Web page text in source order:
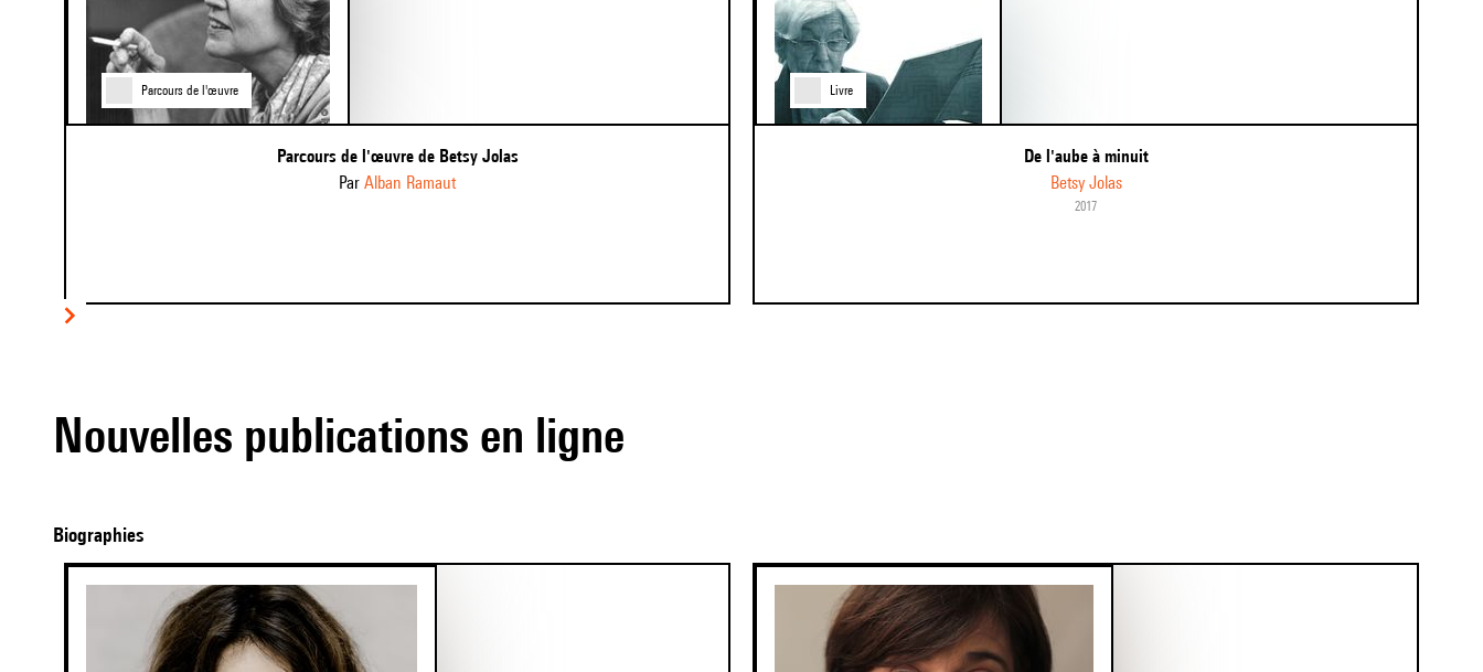
Parcours de l'œuvre
Parcours de l'œuvre de Betsy Jolas
par Alban Ramaut
Livre
De l'aube à minuit
Betsy Jolas
2017
Item
Nouvelles publications en ligne
Biographies